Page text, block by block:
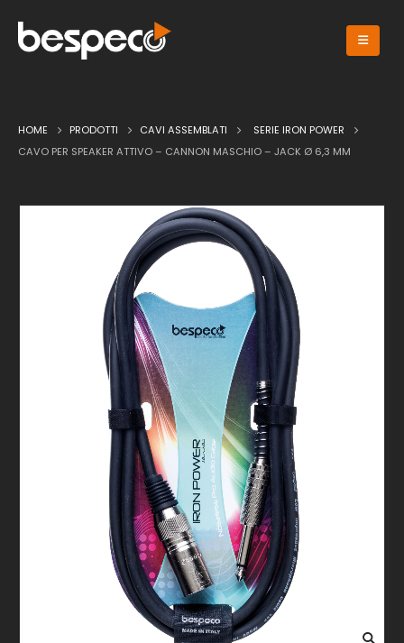
HOME PRODOTTI CAVI ASSEMBLATI
SERIE IRON POWER
CAVO PER SPEAKER ATTIVO – CANNON MASCHIO – JACK Ø 6,3 MM